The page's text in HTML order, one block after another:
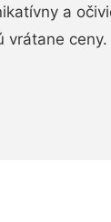
a
vrátane ceny.